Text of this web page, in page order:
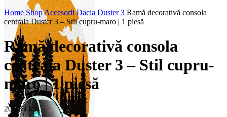
Home ShopAccesorii Dacia Duster 3 Ramă decorativă consola
centrala Duster 3 – Stil cupru-maro | 1 piesă
Ramă decorativă consola
centrala Duster 3 – Stil cupru-
maro | 1 piesă
205,33lei